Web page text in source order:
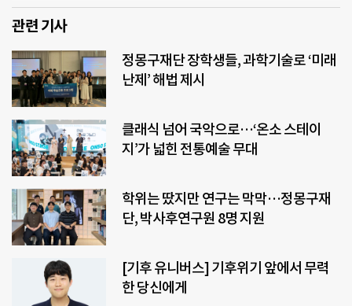
관련 기사
정몽구재단 장학생들, 과학기술로 ‘미래
난제’ 해법 제시
클래식 넘어 국악으로…‘온소 스테이
지’가 넓힌 전통예술 무대
학위는 땄지만 연구는 막막…정몽구재
단, 박사후연구원 8명 지원
[기후 유니버스] 기후위기 앞에서 무력
한 당신에게